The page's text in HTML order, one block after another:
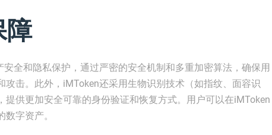
障
全和隐私保护，通过严密的安全机制和多重加密算法，确保用
攻击。此外，iMToken还采用生物识别技术（如指纹、面容识
提供更加安全可靠的身份验证和恢复方式。用户可以在iMToken
字资产。